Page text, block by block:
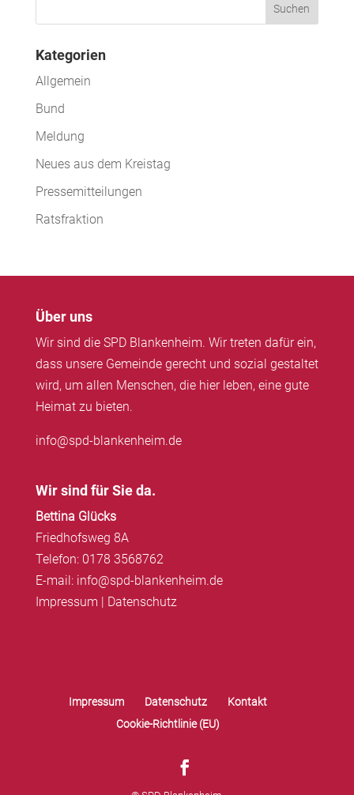
Kategorien
Allgemein
Bund
Meldung
Neues aus dem Kreistag
Pressemitteilungen
Ratsfraktion
Über uns
Wir sind die SPD Blankenheim. Wir treten dafür ein,
dass unsere Gemeinde gerecht und sozial gestaltet
wird, um allen Menschen, die hier leben, eine gute
Heimat zu bieten.
info@spd-blankenheim.de
Wir sind für Sie da.
Bettina Glücks
Friedhofsweg 8A
Telefon: 0178 3568762
E-mail: info@spd-blankenheim.de
Impressum
Datenschutz
Impressum Datenschutz
Kontakt
Cookie-Richtlinie (EU)